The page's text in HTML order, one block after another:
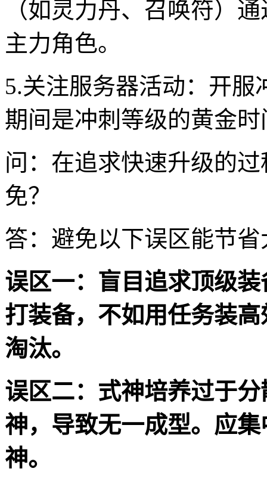
（如灵力丹、召唤符）
主力角色。
5.关注服务器活动：开
期间是冲刺等级的黄金
问：在追求快速升级的
免？
答：避免以下误区能节
误区一：盲目追求顶级
打装备，不如用任务装
淘汰。
误区二：式神培养过于
神，导致无一成型。应
神。